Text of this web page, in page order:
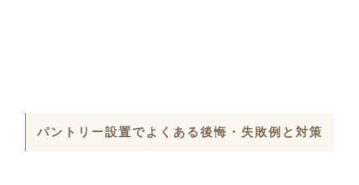
パントリー設置でよくある後悔・失敗例と対策